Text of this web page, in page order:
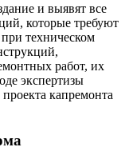
и выявят все
которые требуют
техническом
работ, их
экспертизы
капремонта